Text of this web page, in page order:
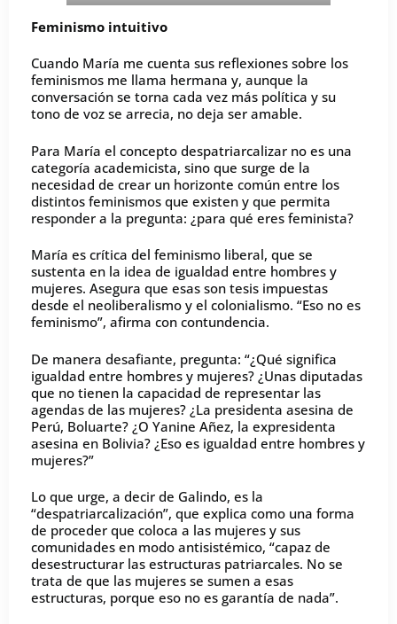
Feminismo intuitivo
Cuando María me cuenta sus reflexiones sobre los
feminismos me llama hermana y, aunque la
conversación se torna cada vez más política y su
tono de voz se arrecia, no deja ser amable.
Para María el concepto despatriarcalizar no es una
categoría academicista, sino que surge de la
necesidad de crear un horizonte común entre los
distintos feminismos que existen y que permita
responder a la pregunta: ¿para qué eres feminista?
María es crítica del feminismo liberal, que se
sustenta en la idea de igualdad entre hombres y
mujeres. Asegura que esas son tesis impuestas
desde el neoliberalismo y el colonialismo. “Eso no es
feminismo”, afirma con contundencia.
De manera desafiante, pregunta: “¿Qué significa
igualdad entre hombres y mujeres? ¿Unas diputadas
que no tienen la capacidad de representar las
agendas de las mujeres? ¿La presidenta asesina de
Perú, Boluarte? ¿O Yanine Añez, la expresidenta
asesina en Bolivia? ¿Eso es igualdad entre hombres y
mujeres?”
Lo que urge, a decir de Galindo, es la
“despatriarcalización”, que explica como una forma
de proceder que coloca a las mujeres y sus
comunidades en modo antisistémico, “capaz de
desestructurar las estructuras patriarcales. No se
trata de que las mujeres se sumen a esas
estructuras, porque eso no es garantía de nada”.